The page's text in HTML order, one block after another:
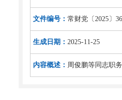
文件编号： 常财党〔2025〕
生成日期： 2025-11-25
内容概述： 周俊鹏等同志职